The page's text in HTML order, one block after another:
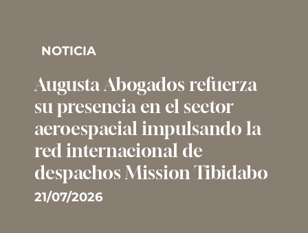
NOTICIA
Augusta Abogados refuerza
su presencia en el sector
aeroespacial impulsando la
red internacional de
despachos Mission Tibidabo
21/07/2026